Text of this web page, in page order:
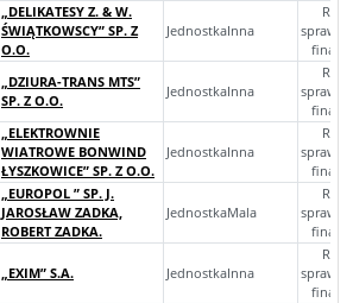
„DELIKATESY Z. & W.
ŚWIĄTKOWSCY” SP. Z
O.O.
JednostkaInna
„DZIURA-TRANS MTS”
SP. Z O.O.
JednostkaInna
„ELEKTROWNIE
WIATROWE BONWIND
ŁYSZKOWICE” SP. Z O.O.
JednostkaInna
„EUROPOL ” SP. J.
JAROSŁAW ZADKA,
ROBERT ZADKA.
JednostkaMala
„EXIM” S.A. JednostkaInna